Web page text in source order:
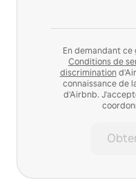
En demandant
Conditions de
discrimination
connaissance de
d'Airbnb.